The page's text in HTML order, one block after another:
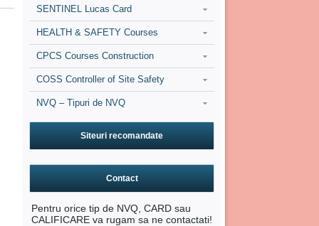
SENTINEL Lucas Card
HEALTH & SAFETY Courses
CPCS Courses Construction
COSS Controller of Site Safety
NVQ – Tipuri de NVQ
Siteuri recomandate
Contact
Pentru orice tip de NVQ, CARD sau
CALIFICARE va rugam sa ne contactati!